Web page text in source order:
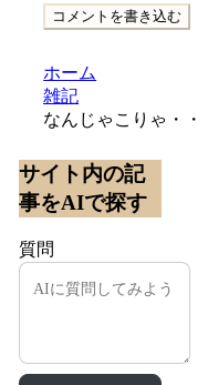
コメントを書き込む
ホーム
雑記
なんじゃこりゃ・・
サイト内の記
事をAIで探す
質問